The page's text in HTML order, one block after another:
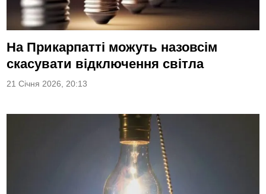
На Прикарпатті можуть назовсім
скасувати відключення світла
21 Січня 2026, 20:13